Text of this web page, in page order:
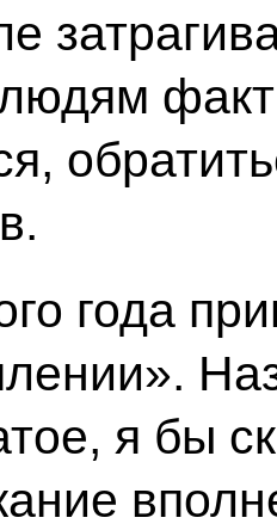
года
я бы